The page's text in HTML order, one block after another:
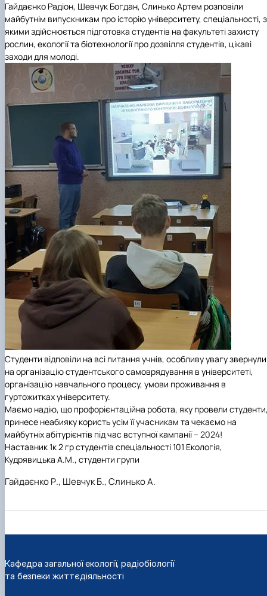
Гайдаєнко Радіон, Шевчук Богдан, Слинько Артем розповіли
майбутнім випускникам про історію університету, спеціальності,
якими здійснюється підготовка студентів на факультеті захисту
рослин, екології та біотехнології про дозвілля студентів, цікаві
заходи для молоді.
Студенти відповіли на всі питання учнів, особливу увагу звернули
на організацію студентського самоврядування в університеті,
організацію навчального процесу, умови проживання в
гуртожитках університету.
Маємо надію, що профорієнтаційна робота, яку провели
принесе неабияку користь усім її учасникам та чекаємо на
майбутніх абітурієнтів під час вступної кампанії – 2024!
Наставник 1к 2 гр студентів спеціальності 101 Екологія,
Кудрявицька А.М., студенти групи
Гайдаєнко Р., Шевчук Б., Слинько А.
Кафедра загальної екології, радіобіології
та безпеки життєдіяльності